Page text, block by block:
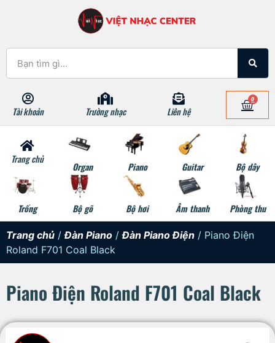
Tài khoản Trường nhạc Liên hệ
0
Trang chủ
Organ Piano Guitar Bộ dây
Trống Bộ gõ Bộ hơi Âm thanh Phòng thu
Trang chủ /Đàn Piano /Đàn Piano Điện / Piano Điện
Roland F701 Coal Black
Piano Điện Roland F701 Coal Black